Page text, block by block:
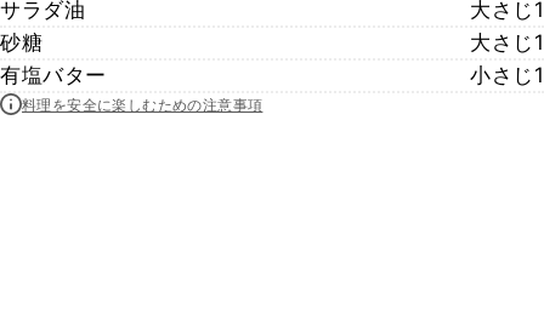
サラダ油
大さじ1
砂糖
大さじ1
有塩バター
小さじ1
料理を安全に楽しむための注意事項